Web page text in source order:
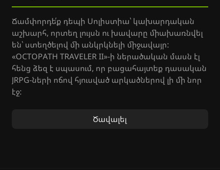
Ճամփորդե՛ք դեպի Սոլիստիա՝ կախարդական
աշխարհ, որտեղ լույսն ու խավարը միախառնվել
են՝ ստեղծելով մի անկրկնելի միջավայր:
«OCTOPATH TRAVELER II»-ի ներածական մասն էլ
հենց ձեզ է սպասում, որ բացահայտեք դասական
JRPG-ների ոճով հյուսված արկածներով լի մի նոր
էջ:
Ընտրե՛ք ութ հերոսներից մեկին և թողեք, որ
ճակատագիրը տանի ձեզ անծանոթ ուղիներով,
Ծավալել